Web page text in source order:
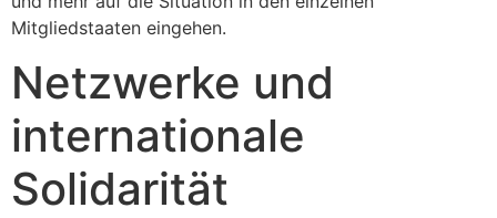
Mitgliedstaaten eingehen.
Netzwerke und
internationale
Solidarität